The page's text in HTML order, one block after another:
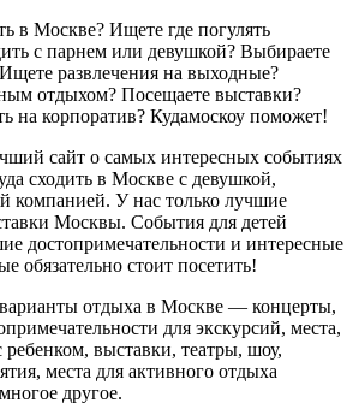
в Москве? Ищете где погулять
с парнем или девушкой? Выбираете
развлечения на выходные?
отдыхом? Посещаете выставки?
на корпоратив? Кудамоскоу поможет!
сайт о самых интересных событиях
сходить в Москве с девушкой,
компанией. У нас только лучшие
Москвы. События для детей
достопримечательности и интересные
обязательно стоит посетить!
отдыха в Москве — концерты,
для экскурсий, места,
выставки, театры, шоу,
места для активного отдыха
другое.